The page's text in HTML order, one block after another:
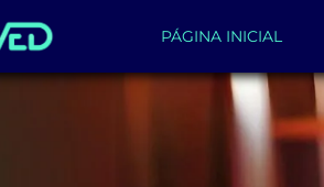
PÁGINA INICIAL